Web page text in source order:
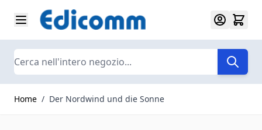
Salta al contenuto
Search
Home / Der Nordwind und die Sonne